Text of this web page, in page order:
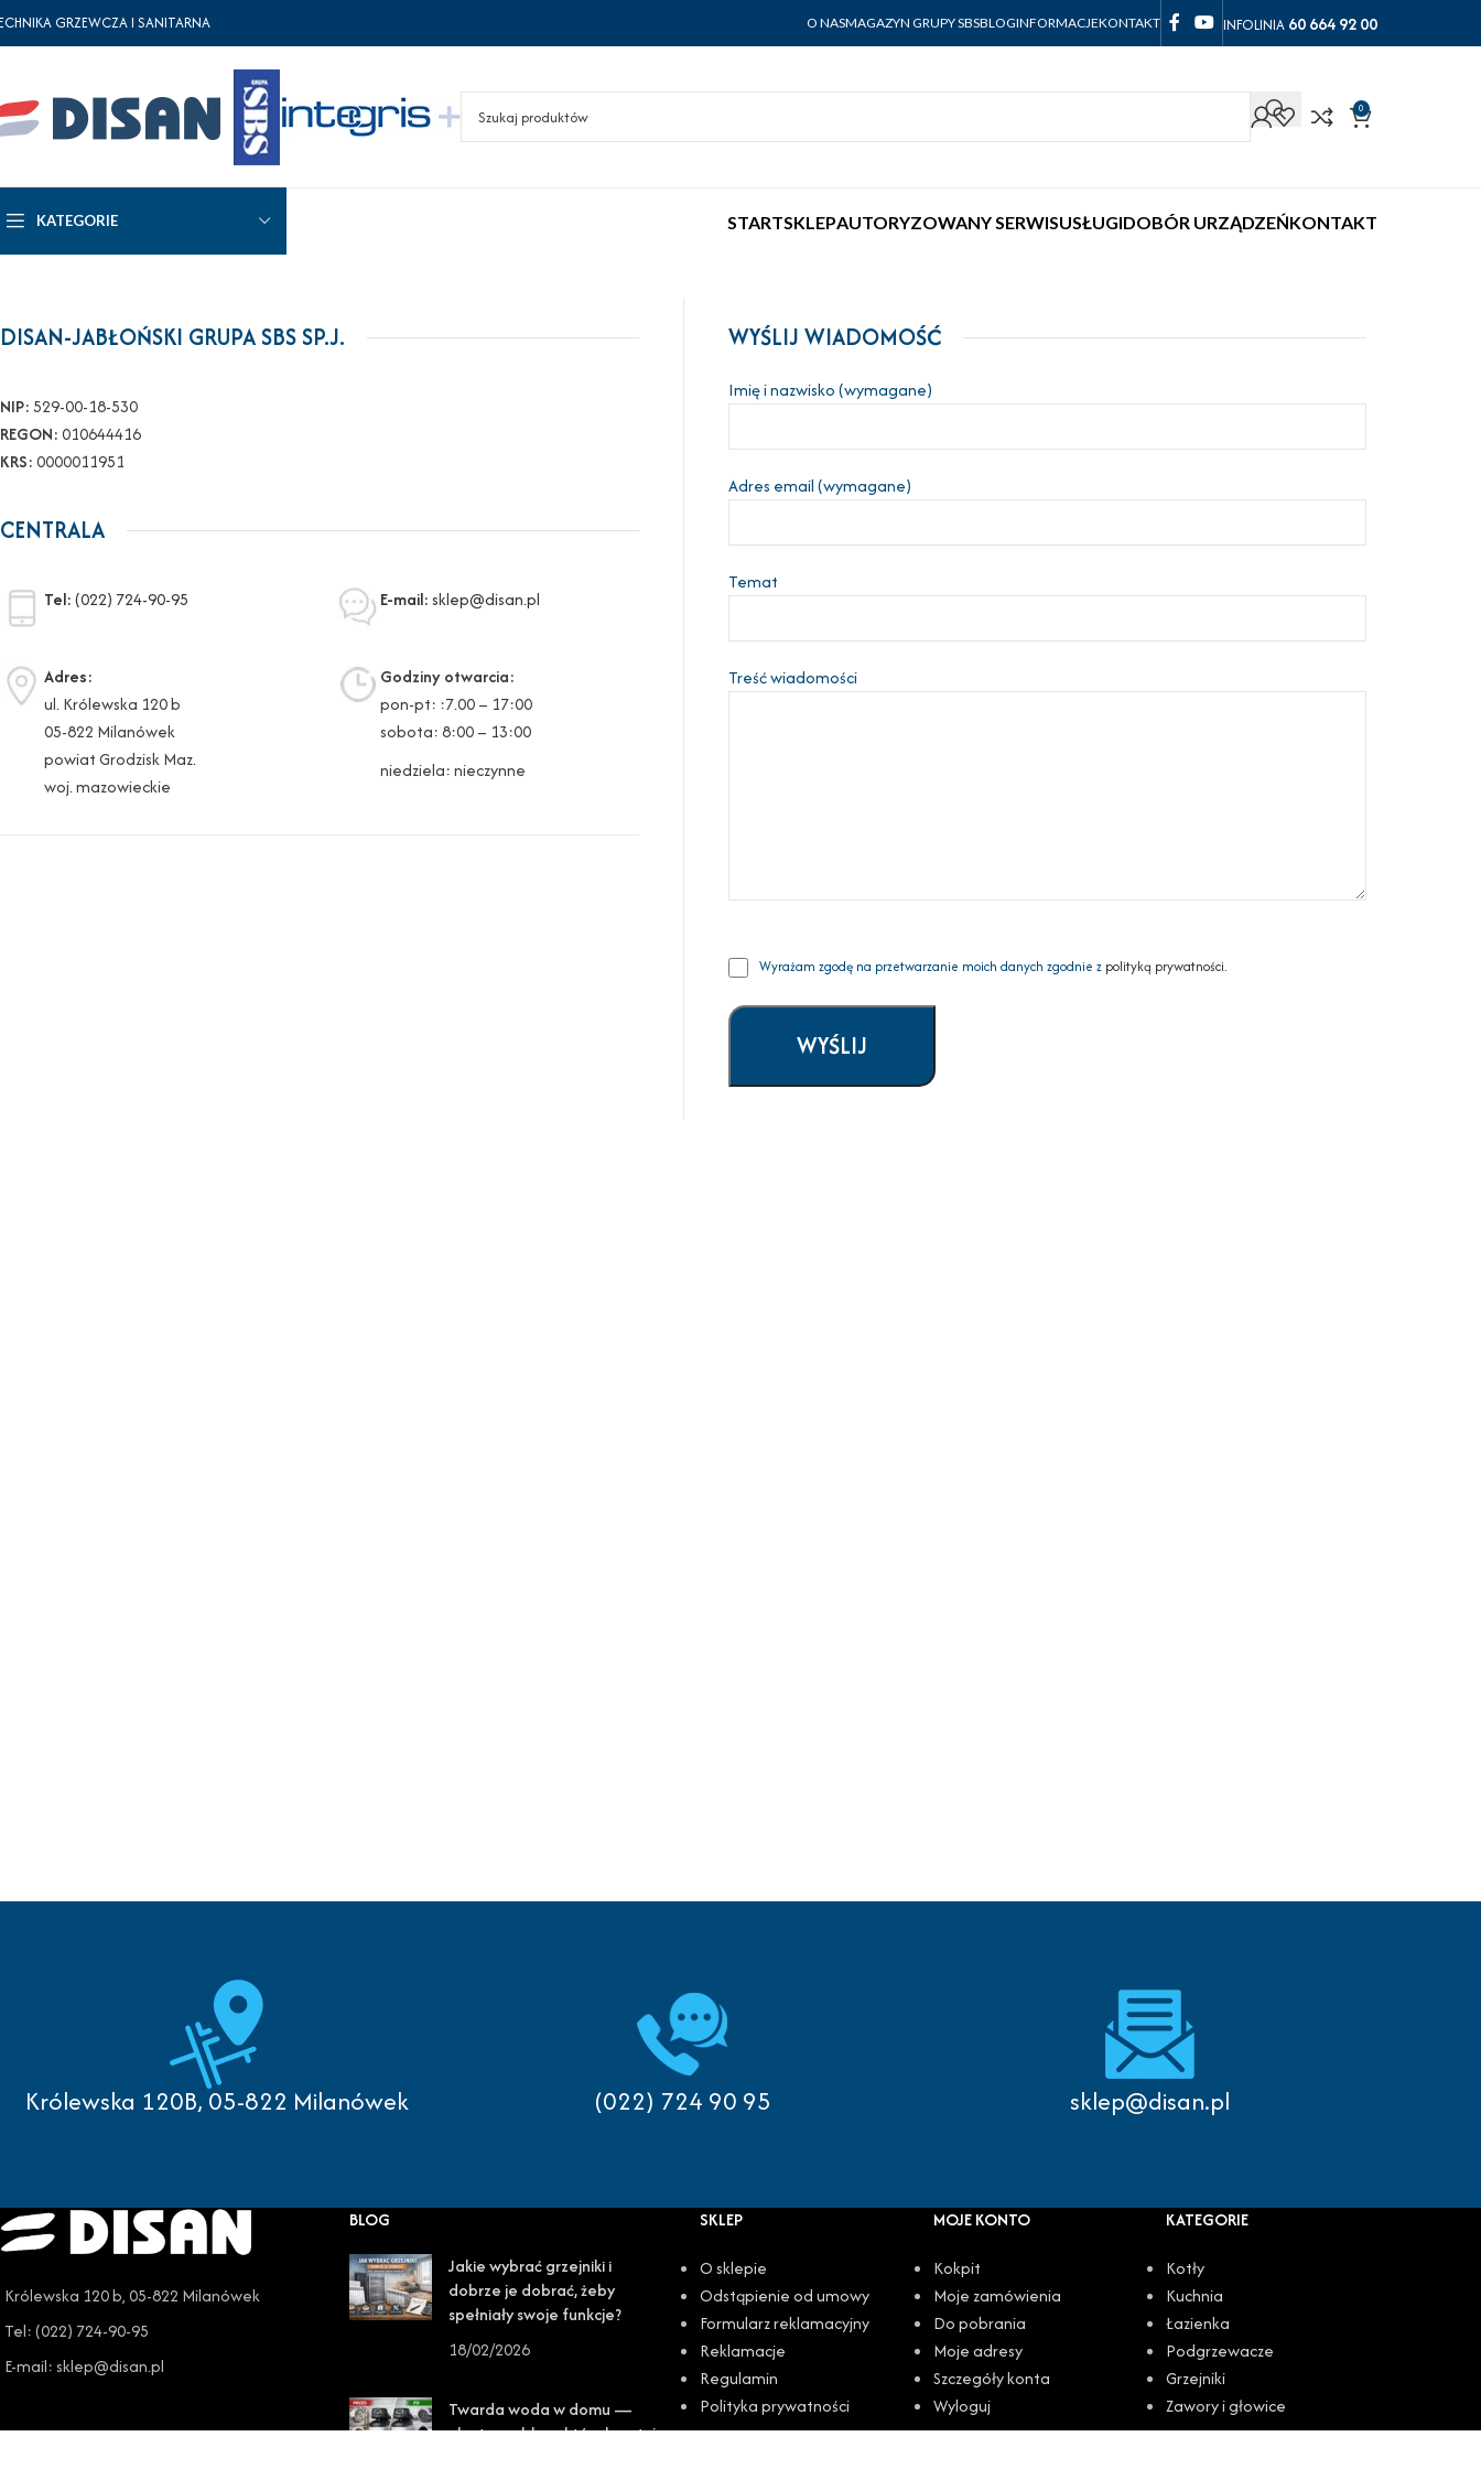
GRZEWCZA I SANITARNA O NASMAGAZYN GRUPY SBSBLOGINFORMACJEKONTAKT INFOLINIA 60 664 92 00
0
KATEGORIE STARTSKLEPAUTORYZOWANY SERWISUSŁUGIDOBÓR URZĄDZEŃKONTAKT
DISAN-JABŁOŃSKI GRUPA SBS SP.J.
NIP:529-00-18-530
REGON:010644416
KRS:0000011951
CENTRALA
Tel:(022) 724-90-95
Adres:
ul. Królewska 120 b
05-822 Milanówek
powiat Grodzisk Maz.
woj. mazowieckie
E-mail:sklep@disan.pl
Godziny otwarcia:
pon-pt: :7.00 – 17:00
sobota: 8:00 – 13:00
niedziela: nieczynne
WYŚLIJ WIADOMOŚĆ
Imię i nazwisko (wymagane)
Adres email (wymagane)
Temat
Treść wiadomości
Wyrażam zgodę na przetwarzanie moich danych zgodnie z polityką prywatności.
Królewska 120B, 05-822 Milanówek (022) 724 90 95 sklep@disan.pl
Królewska 120 b, 05-822 Milanówek
Tel: (022) 724-90-95
E-mail: sklep@disan.pl
BLOG
Jakie wybrać grzejniki i
dobrze je dobrać, żeby
spełniały swoje funkcje?
18/02/2026
Twarda woda w domu —
ukryty problem, który kosztuje
SKLEP
O sklepie
Odstąpienie od umowy
Formularz reklamacyjny
Reklamacje
Regulamin
Polityka prywatności
MOJE KONTO
Kokpit
Moje zamówienia
Do pobrania
Moje adresy
Szczegóły konta
Wyloguj
KATEGORIE
Kotły
Kuchnia
Łazienka
Podgrzewacze
Grzejniki
Zawory i głowice